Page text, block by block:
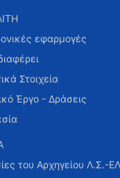
εφαρμογές
Στοιχεία
Έργο - Δράσεις
του Αρχηγείου Λ.Σ.-